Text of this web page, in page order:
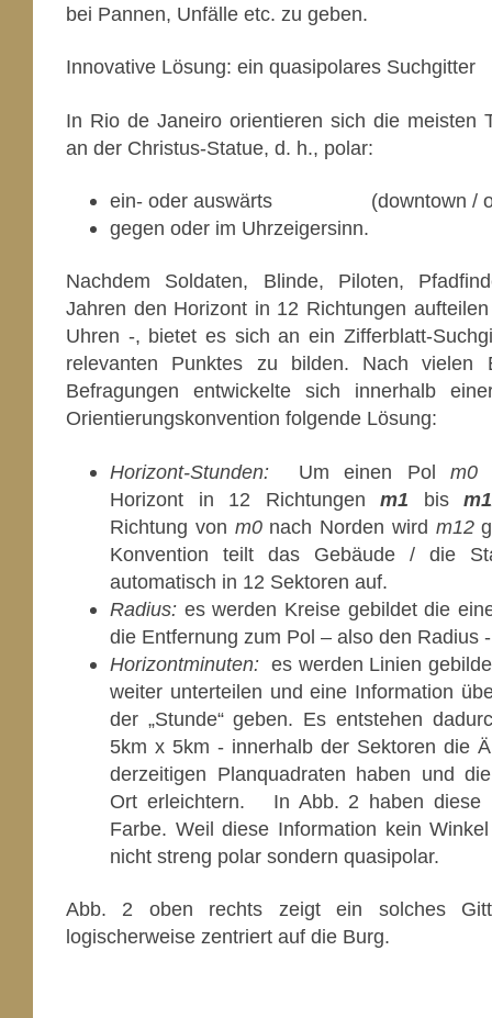
bei Pannen, Unfälle etc. zu geben.
Innovative Lösung: ein quasipolares Suchgitter
In Rio de Janeiro orientieren sich die meisten
an der Christus-Statue, d. h., polar:
ein- oder auswärts (downtown /
gegen oder im Uhrzeigersinn.
Nachdem Soldaten, Blinde, Piloten,
Jahren den Horizont in 12 Richtungen
Uhren -, bietet es sich an ein Zifferblatt-
relevanten Punktes zu bilden. Nach vielen
Befragungen entwickelte sich innerhalb
Orientierungskonvention folgende Lösung:
Horizont-Stunden: Um einen Pol m0
Horizont in 12 Richtungen
m1 bis
Richtung von m0nach Norden wird m12
Konvention teilt das Gebäude / die
automatisch in 12 Sektoren auf.
Radius: es werden Kreise gebildet die
die Entfernung zum Pol – also den Radius
Horizontminuten: es werden Linien
weiter unterteilen und eine Information
der „Stunde“ geben. Es entstehen
5km x 5km - innerhalb der Sektoren die
derzeitigen Planquadraten haben und
Ort erleichtern. In Abb. 2 haben diese
Farbe. Weil diese Information kein
nicht streng polar sondern quasipolar.
Abb. 2 oben rechts zeigt ein solches
logischerweise zentriert auf die Burg.